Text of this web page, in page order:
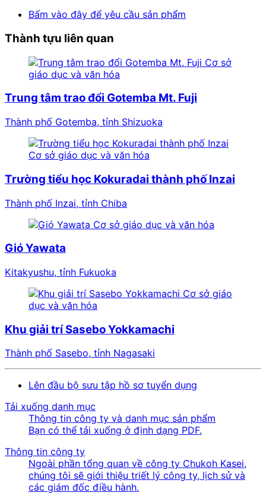
Bấm vào đây để yêu cầu sản phẩm
Thành tựu liên quan
Cơ sở
giáo dục và văn hóa
Trung tâm trao đổi Gotemba Mt. Fuji
Thành phố Gotemba, tỉnh Shizuoka
Cơ sở giáo dục và văn hóa
Trường tiểu học Kokuradai thành phố Inzai
Thành phố Inzai, tỉnh Chiba
Cơ sở giáo dục và văn hóa
Gió Yawata
Kitakyushu, tỉnh Fukuoka
Cơ sở giáo
dục và văn hóa
Khu giải trí Sasebo Yokkamachi
Thành phố Sasebo, tỉnh Nagasaki
Lên đầu bộ sưu tập hồ sơ tuyển dụng
Tải xuống danh mục
Thông tin công ty và danh mục sản phẩm
Bạn có thể tải xuống ở định dạng PDF.
Thông tin công ty
Ngoài phần tổng quan về công ty Chukoh Kasei,
chúng tôi sẽ giới thiệu triết lý công ty, lịch sử và
các giám đốc điều hành.